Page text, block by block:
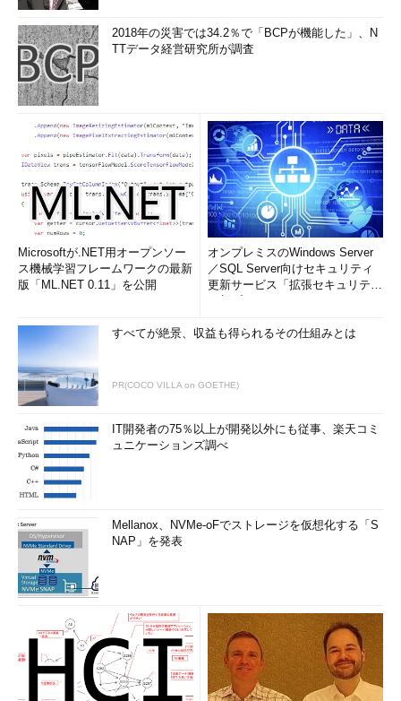
2018年の災害では34.2％で「BCPが機能した」、N
TTデータ経営研究所が調査
Microsoftが.NET用オープンソー
ス機械学習フレームワークの最新
版「ML.NET 0.11」を公開
オンプレミスのWindows Server
／SQL Server向けセキュリティ
更新サービス「拡張セキュリティ
すべてが絶景、収益も得られるその仕組みとは
PR(COCO VILLA on GOETHE)
IT開発者の75％以上が開発以外にも従事、楽天コミ
ュニケーションズ調べ
Mellanox、NVMe-oFでストレージを仮想化する「S
NAP」を発表